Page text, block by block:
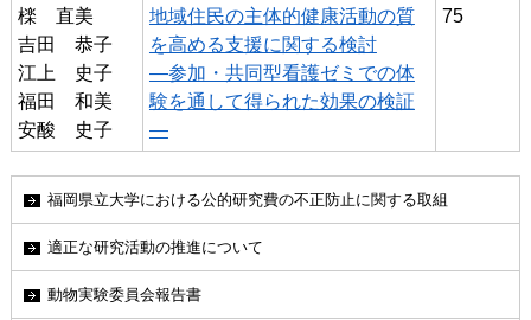
福岡県立大学における公的研究費の不正防止に関する取組
適正な研究活動の推進について
動物実験委員会報告書
檪 直美
吉田 恭子
江上 史子
福田 和美
安酸 史子
地域住民の主体的健康活動の質
を高める支援に関する検討
―参加・共同型看護ゼミでの体
験を通して得られた効果の検証
―
75